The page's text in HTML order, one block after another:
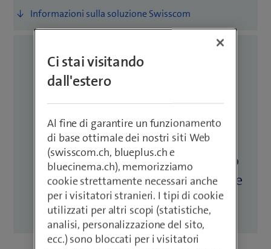
La storia in breve:
mammut gestisce il suo
software di finanza con
Amazon Web Services by
Swisscom. Per i clienti questo
significa maggiore sicurezza e
praticità.
Ci stai visitando
dall'estero
Al fine di garantire un funzionamento
di base ottimale dei nostri siti Web
(swisscom.ch, blueplus.ch e
bluecinema.ch), memorizziamo
cookie strettamente necessari anche
per i visitatori stranieri. I tipi di cookie
utilizzati per altri scopi (statistiche,
analisi, personalizzazione del sito,
ecc.) sono bloccati per i visitatori